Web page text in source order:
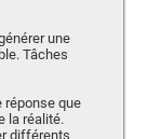
une
Tâches
réponse que
la réalité.
différents